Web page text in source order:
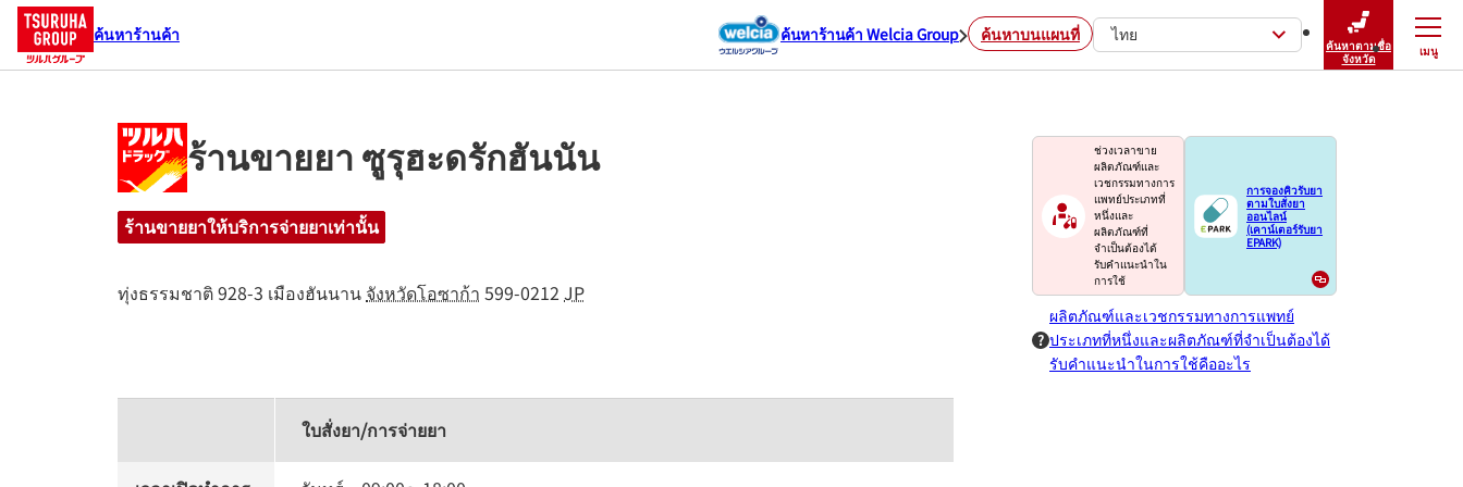
ค้นหาร้านค้า ค้นหาร้านค้า Welcia Group ค้นหาบนแผนที่ ไทย
ค้นหาตามชื่อ
จังหวัด
เมนู
ปิดเมนู
ร้านขายยา ซูรุฮะดรักฮันนัน
ร้านขายยาให้บริการจ่ายยาเท่านั้น
ทุ่งธรรมชาติ 928-3 เมืองฮันนาน จังหวัดโอซาก้า 599-0212 JP
ช่วงเวลาขาย
ผลิตภัณฑ์และ
เวชกรรมทางการ
แพทย์ประเภทที่
หนึ่งและ
ผลิตภัณฑ์ที่
จำเป็นต้องได้
รับคำแนะนำใน
การใช้
การจองคิวรับยา
ตามใบสั่งยา
ออนไลน์
(เคาน์เตอร์รับยา
EPARK)
ผลิตภัณฑ์และเวชกรรมทางการแพทย์
ประเภทที่หนึ่งและผลิตภัณฑ์ที่จำเป็นต้องได้
รับคำแนะนำในการใช้คืออะไร
ใบสั่งยา/การจ่ายยา